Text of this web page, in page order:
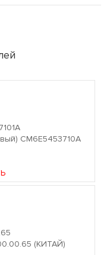
CM6E5453710A
(КИТАЙ)